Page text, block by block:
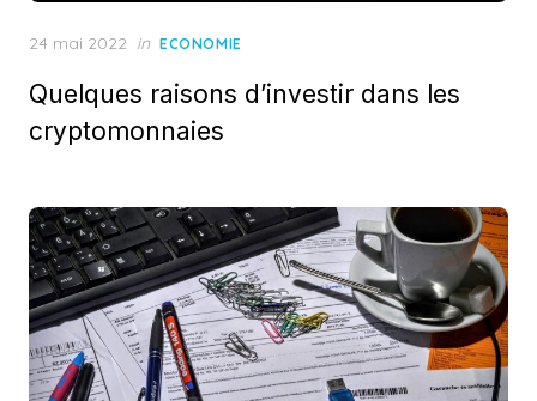
Posted
24 mai 2022 in ECONOMIE
Quelques raisons d’investir dans les
cryptomonnaies